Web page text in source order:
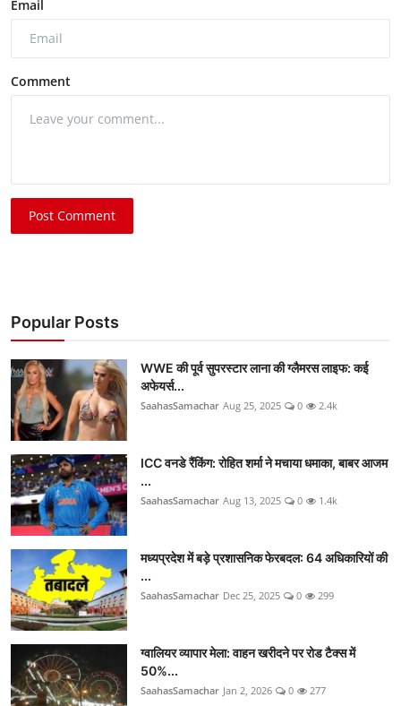
Email
Comment
Post Comment
Popular Posts
WWE की पूर्व सुपरस्टार लाना की ग्लैमरस लाइफ: कई
अफेयर्स...
SaahasSamachar Aug 25, 2025 0 2.4k
ICC वनडे रैंकिंग: रोहित शर्मा ने मचाया धमाका, बाबर आजम
...
SaahasSamachar Aug 13, 2025 0 1.4k
मध्यप्रदेश में बड़े प्रशासनिक फेरबदल: 64 अधिकारियों की
...
SaahasSamachar Dec 25, 2025 0 299
ग्वालियर व्यापार मेला: वाहन खरीदने पर रोड टैक्स में
50%...
SaahasSamachar Jan 2, 2026 0 277